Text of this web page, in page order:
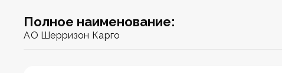
Полное наименование:
АО Шерризон Карго